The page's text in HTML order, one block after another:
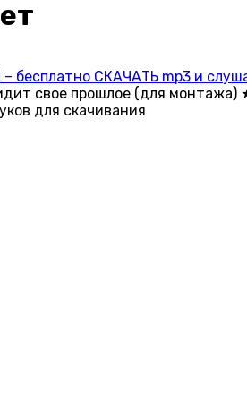
бесплатно СКАЧАТЬ mp3 и
свое прошлое (для монтажа)
для скачивания